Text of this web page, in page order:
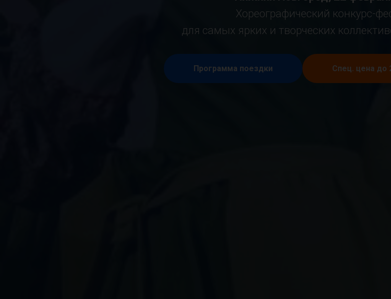
Хореографический конкурс-
для самых ярких и творческих
Программа поездки Спец. цена до